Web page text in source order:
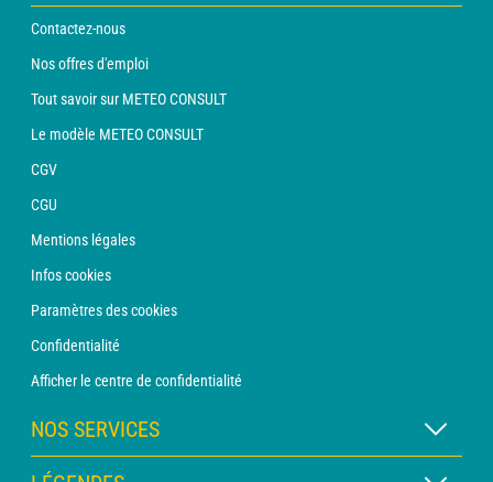
Contactez-nous
Nos offres d'emploi
Tout savoir sur METEO CONSULT
Le modèle METEO CONSULT
CGV
CGU
Mentions légales
Infos cookies
Paramètres des cookies
Confidentialité
Afficher le centre de confidentialité
NOS SERVICES
Abonnement METEO Xpert